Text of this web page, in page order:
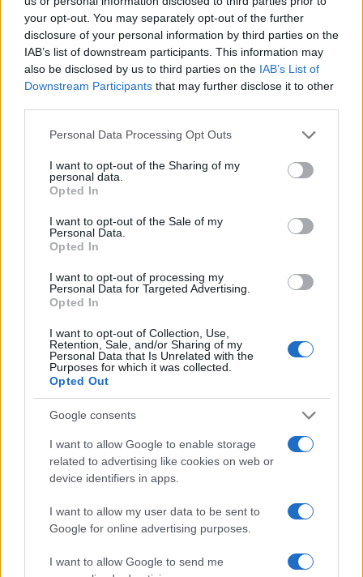
your opt-out. You may separately opt-out of the further
disclosure of your personal information by third parties on the
IAB’s list of downstream participants. This information may
also be disclosed by us to third parties on the IAB’s List of
Downstream Participants that may further disclose it to other
Please note that this website/app uses one or more Google
not limited to your visit or usage behaviour. You may click to
grant or deny consent to Google and its third-party tags to
use your data for below specified purposes in below Google
consent section.
Personal Data Processing Opt Outs
I want to opt-out of the Sharing of my
personal data.
Opted In
I want to opt-out of the Sale of my
Personal Data.
Opted In
I want to opt-out of processing my
Personal Data for Targeted Advertising.
Opted In
I want to opt-out of Collection, Use,
Retention, Sale, and/or Sharing of my
Personal Data that Is Unrelated with the
Purposes for which it was collected.
Opted Out
Google consents
I want to allow Google to enable storage
related to advertising like cookies on web or
device identifiers in apps.
I want to allow my user data to be sent to
Google for online advertising purposes.
I want to allow Google to send me
AUTORE
AiAdhubMedia
Continua a leggere